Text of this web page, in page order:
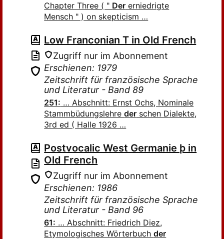
Chapter Three ( " Der erniedrigte
Mensch " ) on skepticism …
Low Franconian T in Old French
Zugriff nur im Abonnement
Erschienen: 1979
Zeitschrift für französische Sprache
und Literatur - Band 89
251: … Abschnitt: Ernst Ochs, Nominale
Stammbüdungslehreder schen Dialekte,
3rd ed ( Halle 1926 …
Postvocalic West Germanie þ in
Old French
Zugriff nur im Abonnement
Erschienen: 1986
Zeitschrift für französische Sprache
und Literatur - Band 96
61: … Abschnitt: Friedrich Diez,
Etymologisches Wörterbuchder